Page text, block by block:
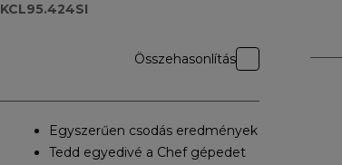
KCL95.424SI
Összehasonlítás
Egyszerűen csodás eredmények
Tedd egyedivé a Chef gépedet